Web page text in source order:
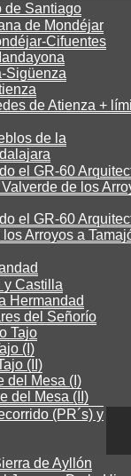
de Santiago
de Mondéjar
Cifuentes
Sigüenza
de Atienza +
de la
el GR-60
de los
el GR-60
Arroyos a
y Castilla
Hermandad
del Señorío
Tajo
(I)
(II)
del Mesa (I)
del Mesa (II)
(PR´s) y
de Ayllón